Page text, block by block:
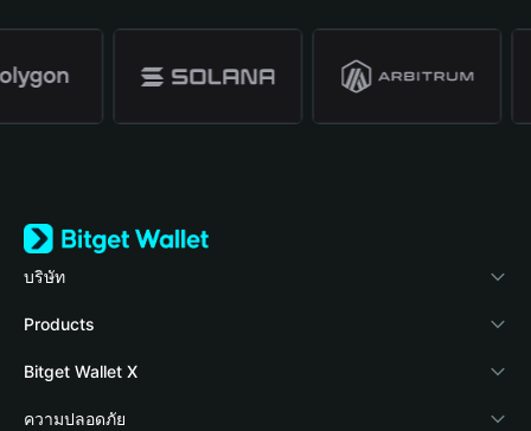
บริษัท
เกี่ยวกับ Bitget Wallet
Blog
Academy
Products
Crypto Card
Stablecoin Earn
Bitget Wallet X
นักพัฒนา
ความปลอดภัย